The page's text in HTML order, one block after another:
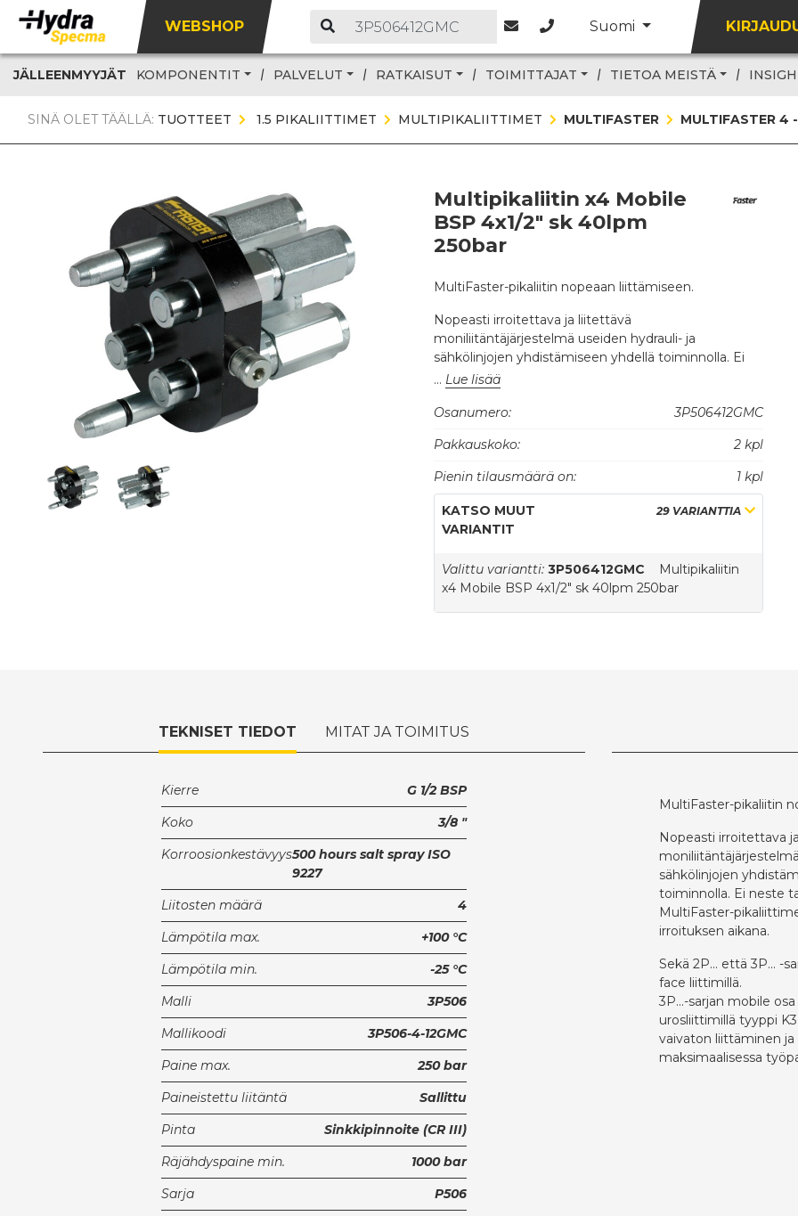
WEBSHOP Suomi
JÄLLEENMYYJÄT KOMPONENTIT PALVELUT RATKAISUT TOIMITTAJAT TIETOA MEISTÄ
SINÄ OLET TÄÄLLÄ: TUOTTEET 1.5 PIKALIITTIMET MULTIPIKALIITTIMET MULTIFASTER MULTIFASTER 4
Multipikaliitin x4 Mobile
BSP 4x1/2" sk 40lpm
250bar
MultiFaster-pikaliitin nopeaan liittämiseen.
Nopeasti irroitettava ja liitettävä
moniliitäntäjärjestelmä useiden hydrauli- ja
sähkölinjojen yhdistämiseen yhdellä toiminnolla. Ei
neste tai ilma vuotoja MultiFaster-pikaliittimen
liittimillä.
urosliittimillä tyyppi K3FNP, jotta saavutetaan
vaivaton liittäminen ja irrottaminen maksimaalisessa
työpaineessa.
Lue lisää
Osanumero:
3P506412GMC
Pakkauskoko:
2 kpl
Pienin tilausmäärä on:
1 kpl
KATSO MUUT
VARIANTIT
29 VARIANTTIA
Valittu variantti: 3P506412GMC
Multipikaliitin
x4 Mobile BSP 4x1/2" sk 40lpm 250bar
TEKNISET TIEDOT MITAT JA TOIMITUS
Kierre
G 1/2 BSP
Koko
3/8 "
Korroosionkestävyys500 hours salt spray ISO
9227
Liitosten määrä
4
Lämpötila max.
+100 °C
Lämpötila min.
-25 °C
Malli
3P506
Mallikoodi
3P506-4-12GMC
Paine max.
250 bar
Paineistettu liitäntä
Sallittu
Pinta
Sinkkipinnoite (CR III)
Räjähdyspaine min.
1000 bar
Sarja
P506
MultiFaster-pikaliitin
Nopeasti irroitettava
sähkölinjojen
toiminnolla. Ei neste
MultiFaster-
irroituksen aikana.
Sekä 2P... että 3P... -
face liittimillä.
3P...-sarjan mobile
urosliittimillä tyyppi
vaivaton liittäminen
maksimaalisessa